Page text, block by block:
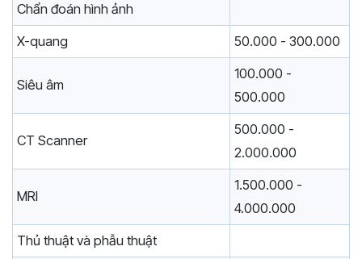
Chẩn đoán hình ảnh
X-quang
50.000 - 300.000
Siêu âm
100.000 -
500.000
CT Scanner
500.000 -
2.000.000
MRI
1.500.000 -
4.000.000
Thủ thuật và phẫu thuật